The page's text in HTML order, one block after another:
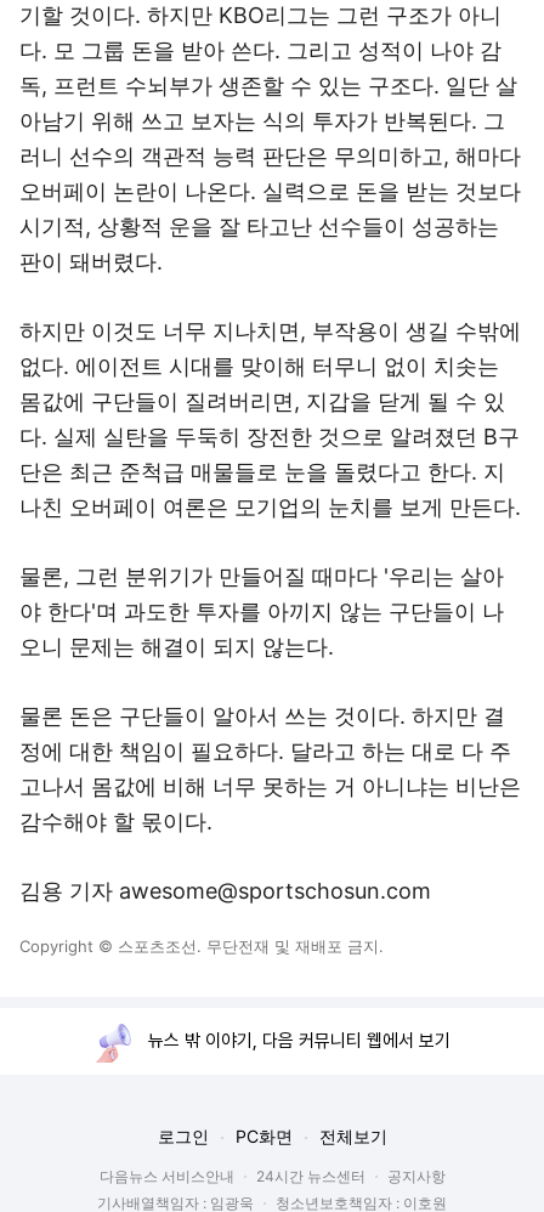
기할 것이다. 하지만 KBO리그는 그런 구조가 아니
다. 모 그룹 돈을 받아 쓴다. 그리고 성적이 나야 감
독, 프런트 수뇌부가 생존할 수 있는 구조다. 일단 살
아남기 위해 쓰고 보자는 식의 투자가 반복된다. 그
러니 선수의 객관적 능력 판단은 무의미하고, 해마다
오버페이 논란이 나온다. 실력으로 돈을 받는 것보다
시기적, 상황적 운을 잘 타고난 선수들이 성공하는
판이 돼버렸다.
하지만 이것도 너무 지나치면, 부작용이 생길 수밖에
없다. 에이전트 시대를 맞이해 터무니 없이 치솟는
몸값에 구단들이 질려버리면, 지갑을 닫게 될 수 있
다. 실제 실탄을 두둑히 장전한 것으로 알려졌던 B구
단은 최근 준척급 매물들로 눈을 돌렸다고 한다. 지
나친 오버페이 여론은 모기업의 눈치를 보게 만든다.
물론, 그런 분위기가 만들어질 때마다 '우리는 살아
야 한다'며 과도한 투자를 아끼지 않는 구단들이 나
오니 문제는 해결이 되지 않는다.
물론 돈은 구단들이 알아서 쓰는 것이다. 하지만 결
정에 대한 책임이 필요하다. 달라고 하는 대로 다 주
고나서 몸값에 비해 너무 못하는 거 아니냐는 비난은
감수해야 할 몫이다.
김용 기자 awesome@sportschosun.com
Copyright © 스포츠조선. 무단전재 및 재배포 금지.
뉴스 밖 이야기, 다음 커뮤니티 웹에서 보기
로그인 PC화면 전체보기
다음뉴스 서비스안내 24시간 뉴스센터
공지사항
기사배열책임자 : 임광욱
청소년보호책임자 : 이호원